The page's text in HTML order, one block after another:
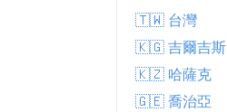
🇹🇼 台灣
🇰🇬 吉爾吉斯
🇰🇿 哈薩克
🇬🇪 喬治亞